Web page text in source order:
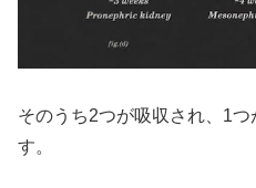
そのうち2つが吸収され、1
す。